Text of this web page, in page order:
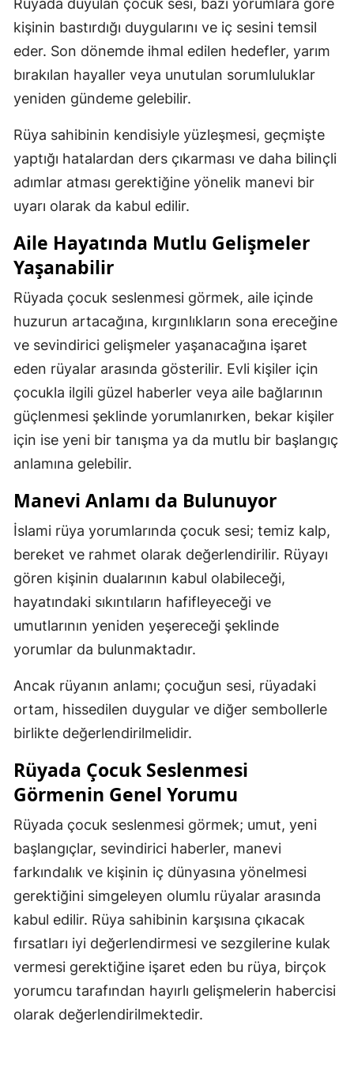
Rüyada duyulan çocuk sesi, bazı yorumlara göre
kişinin bastırdığı duygularını ve iç sesini temsil
eder. Son dönemde ihmal edilen hedefler, yarım
bırakılan hayaller veya unutulan sorumluluklar
yeniden gündeme gelebilir.
Rüya sahibinin kendisiyle yüzleşmesi, geçmişte
yaptığı hatalardan ders çıkarması ve daha bilinçli
adımlar atması gerektiğine yönelik manevi bir
uyarı olarak da kabul edilir.
Aile Hayatında Mutlu Gelişmeler
Yaşanabilir
Rüyada çocuk seslenmesi görmek, aile içinde
huzurun artacağına, kırgınlıkların sona ereceğine
ve sevindirici gelişmeler yaşanacağına işaret
eden rüyalar arasında gösterilir. Evli kişiler için
çocukla ilgili güzel haberler veya aile bağlarının
güçlenmesi şeklinde yorumlanırken, bekar kişiler
için ise yeni bir tanışma ya da mutlu bir başlangıç
anlamına gelebilir.
Manevi Anlamı da Bulunuyor
İslami rüya yorumlarında çocuk sesi; temiz kalp,
bereket ve rahmet olarak değerlendirilir. Rüyayı
gören kişinin dualarının kabul olabileceği,
hayatındaki sıkıntıların hafifleyeceği ve
umutlarının yeniden yeşereceği şeklinde
yorumlar da bulunmaktadır.
Ancak rüyanın anlamı; çocuğun sesi, rüyadaki
ortam, hissedilen duygular ve diğer sembollerle
birlikte değerlendirilmelidir.
Rüyada Çocuk Seslenmesi
Görmenin Genel Yorumu
Rüyada çocuk seslenmesi görmek; umut, yeni
başlangıçlar, sevindirici haberler, manevi
farkındalık ve kişinin iç dünyasına yönelmesi
gerektiğini simgeleyen olumlu rüyalar arasında
kabul edilir. Rüya sahibinin karşısına çıkacak
fırsatları iyi değerlendirmesi ve sezgilerine kulak
vermesi gerektiğine işaret eden bu rüya, birçok
yorumcu tarafından hayırlı gelişmelerin habercisi
olarak değerlendirilmektedir.